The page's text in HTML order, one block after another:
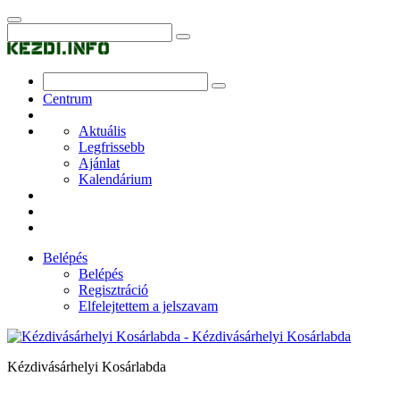
Centrum
Aktuális
Legfrissebb
Ajánlat
Kalendárium
Belépés
Belépés
Regisztráció
Elfelejtettem a jelszavam
Kézdivásárhelyi Kosárlabda